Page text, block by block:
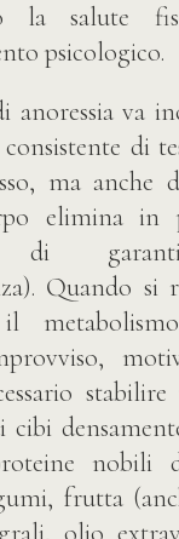
la salute
psicologico.
anoressia va
di
ma anche
elimina in
di
Quando si
il
cibi
nobili
frutta